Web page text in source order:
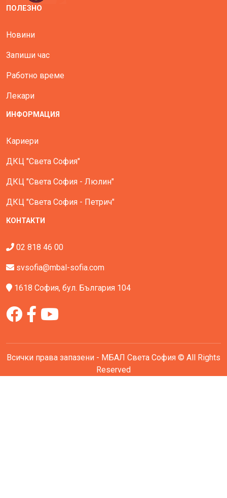
ПОЛЕЗНО
Новини
Запиши час
Работно време
Лекари
ИНФОРМАЦИЯ
Кариери
ДКЦ "Света София"
ДКЦ "Света София - Люлин"
ДКЦ "Света София - Петрич"
КОНТАКТИ
02 818 46 00
svsofia@mbal-sofia.com
1618 София, бул. България 104
Всички права запазени - МБАЛ Света София © All Rights
Reserved